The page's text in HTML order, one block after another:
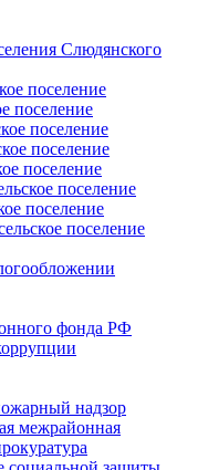
Слюдянского
поселение
поселение
поселение
поселение
поселение
поселение
поселение
поселение
фонда РФ
надзор
межрайонная